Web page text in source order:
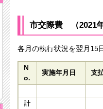
市交際費 （2021年
各月の執行状況を翌月15
N
o.
実施年月日 支
計